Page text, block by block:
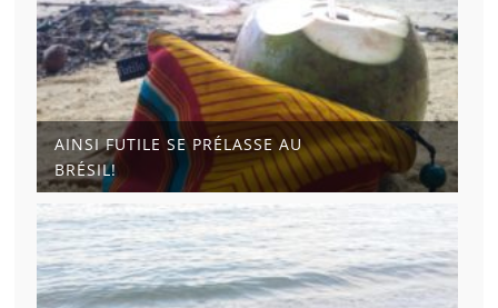
AINSI FUTILE SE PRÉLASSE AU
BRÉSIL!